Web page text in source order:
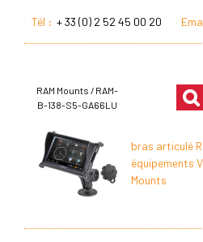
Tél : + 33 (0) 2 52 45 00 20
RAM Mounts / RAM-
B-138-S5-GA66LU
bras articulé
équipements
Mounts